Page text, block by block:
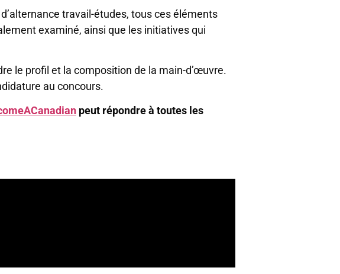
travail-études, tous ces éléments
examiné, ainsi que les initiatives qui
le profil et la composition de la main-d’œuvre.
au concours.
peut répondre à toutes les